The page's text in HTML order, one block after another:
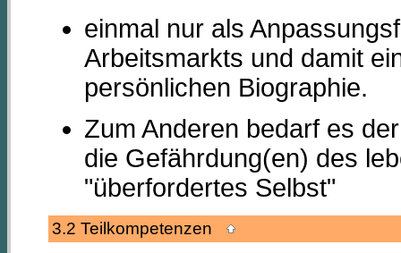
einmal nur als
Arbeitsmarkts und damit
persönlichen Biographie.
Zum Anderen bedarf es
die Gefährdung(en) des
"überfordertes Selbst"
3.2 Teilkompetenzen